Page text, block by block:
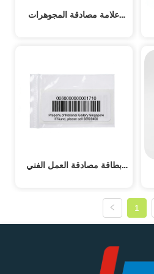
علامة مصادقة المجوهرات
بطاقة مصادقة العمل الفني
1